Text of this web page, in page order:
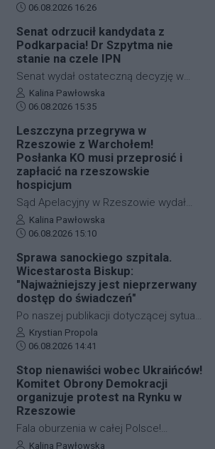
granicznego w Barwinku. Na trasie S19
na wysokości Miejsca Piastowego
doszło do zderzenia samochodu
osobowego z ciężarowym. W wyniku
kolizji TIR przewrócił się i zablokował
pas awaryjny oraz wolny. Ruch w
miejscu zdarzenia odbywa się
Data dodania artykułu:
06.08.2026 16:26
Senat odrzucił kandydata z
Podkarpacia! Dr Szpytma nie
stanie na czele IPN
Senat wydał ostateczną decyzję w
sprawie obsadzenia stanowiska
prezesa Instytutu Pamięci Narodowej.
Iz wyższa parlamentu nie wyraziła
zgody na powołanie pochodzącego z
Markowej na Podkarpaciu dr. Mateusza
Szpytmy. Wywodzący się z naszego
regionu historyk i współtwórca
Muzeum Polaków Ratujących Żydów
im. Rodziny Ulmów mimo uzyskania
wotum zaufania w Sejmie, został
procedura wyboru prezesa Instytutu
rusza od nowa.
Autor artykułu:
Kalina Pawłowska
Data dodania artykułu:
06.08.2026 15:35
Leszczyna przegrywa w
Rzeszowie z Warchołem!
Posłanka KO musi przeprosić i
zapłacić na rzeszowskie
hospicjum
Sąd Apelacyjny w Rzeszowie wydał
ostateczny i prawomocny wyrok w
głośnym procesie o ochronę dóbr
przegrała apelację od wyroku z
powództwa byłego posła i
wiceministra sprawiedliwości Marcina
Warchoła. Posłanka Koalicji
Obywatelskiej musi opublikować
oficjalne przeprosiny na platformie X,
tygodnie oraz wpłacić 10 tysięcy
złotych na rzecz Fundacji
Podkarpackie Hospicjum dla Dzieci w
Rzeszowie.
Autor artykułu:
Kalina Pawłowska
Data dodania artykułu:
06.08.2026 15:10
Sprawa sanockiego szpitala.
Wicestarosta Biskup:
"Najważniejszy jest nieprzerwany
dostęp do świadczeń"
Po naszej publikacji dotyczącej sytuacji
finansowej SP ZOZ w Sanoku, swoje
stanowisko przekazało miejscowe
Starostwo Powiatowe. Wicestarosta
Damian Biskup potwierdził w
odpowiedzi dla Halo Rzeszów, że
zobowiązania placówki na koniec
czerwca przekraczały 218,6 mln zł.
Jednocześnie zaznaczył jednak, że
Autor artykułu:
Krystian Propola
Data dodania artykułu:
06.08.2026 14:41
Stop nienawiści wobec Ukraińców!
Komitet Obrony Demokracji
organizuje protest na Rynku w
Rzeszowie
Fala oburzenia w całej Polsce!
Rzeszowski Rynek dołącza do
Autor artykułu:
Kalina Pawłowska